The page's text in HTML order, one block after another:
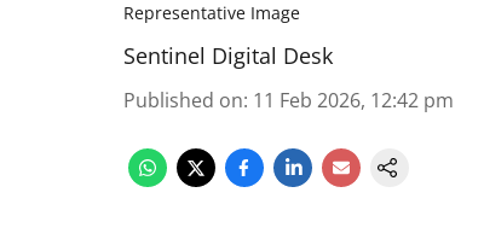
Representative Image
Sentinel Digital Desk
Published on: 11 Feb 2026, 12:42 pm